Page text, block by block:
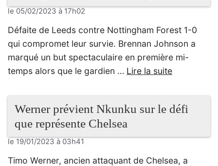
le 05/02/2023 à 17h02
Défaite de Leeds contre Nottingham Forest 1-0
qui compromet leur survie. Brennan Johnson a
marqué un but spectaculaire en première mi-
temps alors que le gardien … Lire la suite
Werner prévient Nkunku sur le défi
que représente Chelsea
le 19/01/2023 à 03h41
Timo Werner, ancien attaquant de Chelsea, a